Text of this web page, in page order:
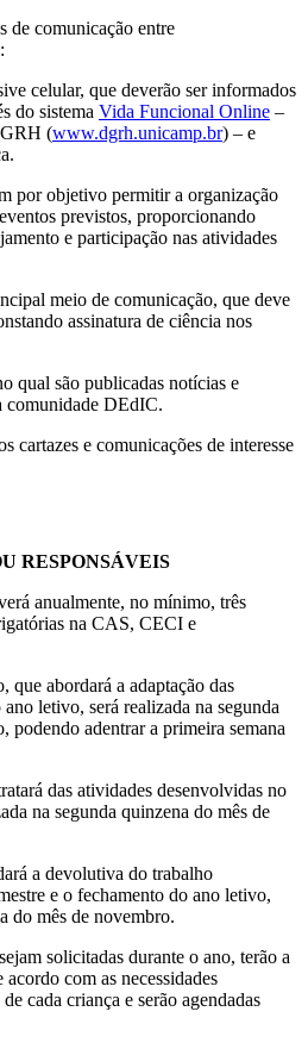
de comunicação entre
celular, que deverão ser informados
do sistema Vida Funcional Online –
(www.dgrh.unicamp.br) – e
por objetivo permitir a organização
previstos, proporcionando
e participação nas atividades
meio de comunicação, que deve
assinatura de ciência nos
qual são publicadas notícias e
comunidade DEdIC.
cartazes e comunicações de interesse
RESPONSÁVEIS
anualmente, no mínimo, três
na CAS, CECI e
abordará a adaptação das
letivo, será realizada na segunda
podendo adentrar a primeira semana
das atividades desenvolvidas no
na segunda quinzena do mês de
a devolutiva do trabalho
e o fechamento do ano letivo,
do mês de novembro.
solicitadas durante o ano, terão a
com as necessidades
cada criança e serão agendadas